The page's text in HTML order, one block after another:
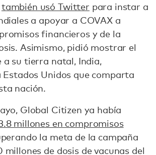
también usó Twitter para instar a
a apoyar a COVAX a
financieros y de la
Asimismo, pidió mostrar el
a su tierra natal, India,
Unidos que comparta
nación.
Global Citizen ya había
millones en compromisos
la meta de la campaña
millones de dosis de vacunas del